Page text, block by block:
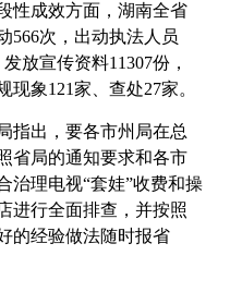
性成效方面，湖南全省
566次，出动执法人员
放宣传资料11307份，
象121家、查处27家。
指出，要各市州局在总
省局的通知要求和各市
治理电视“套娃”收费和操
进行全面排查，并按照
的经验做法随时报省